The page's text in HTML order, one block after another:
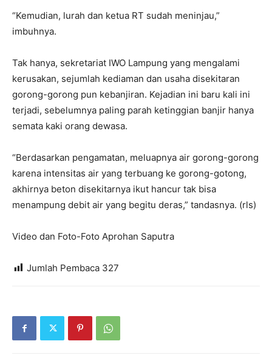
“Kemudian, lurah dan ketua RT sudah meninjau,”
imbuhnya.
Tak hanya, sekretariat IWO Lampung yang mengalami
kerusakan, sejumlah kediaman dan usaha disekitaran
gorong-gorong pun kebanjiran. Kejadian ini baru kali ini
terjadi, sebelumnya paling parah ketinggian banjir hanya
semata kaki orang dewasa.
“Berdasarkan pengamatan, meluapnya air gorong-gorong
karena intensitas air yang terbuang ke gorong-gotong,
akhirnya beton disekitarnya ikut hancur tak bisa
menampung debit air yang begitu deras,” tandasnya. (rls)
Video dan Foto-Foto Aprohan Saputra
Jumlah Pembaca 327